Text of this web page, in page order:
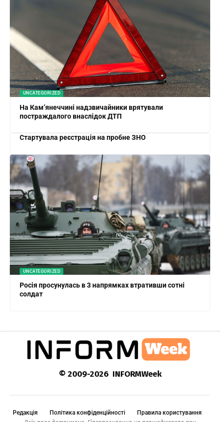
UNCATEGORIZED
На Кам’янеччині надзвичайники врятували
постраждалого внаслідок ДТП
Стартувала реєстрація на пробне ЗНО
UNCATEGORIZED
Росія просунулась в 3 напрямках втративши сотні
солдат
© 2009-2026 INFORMWeek
Редакція Політика конфіденційності
Правила користування